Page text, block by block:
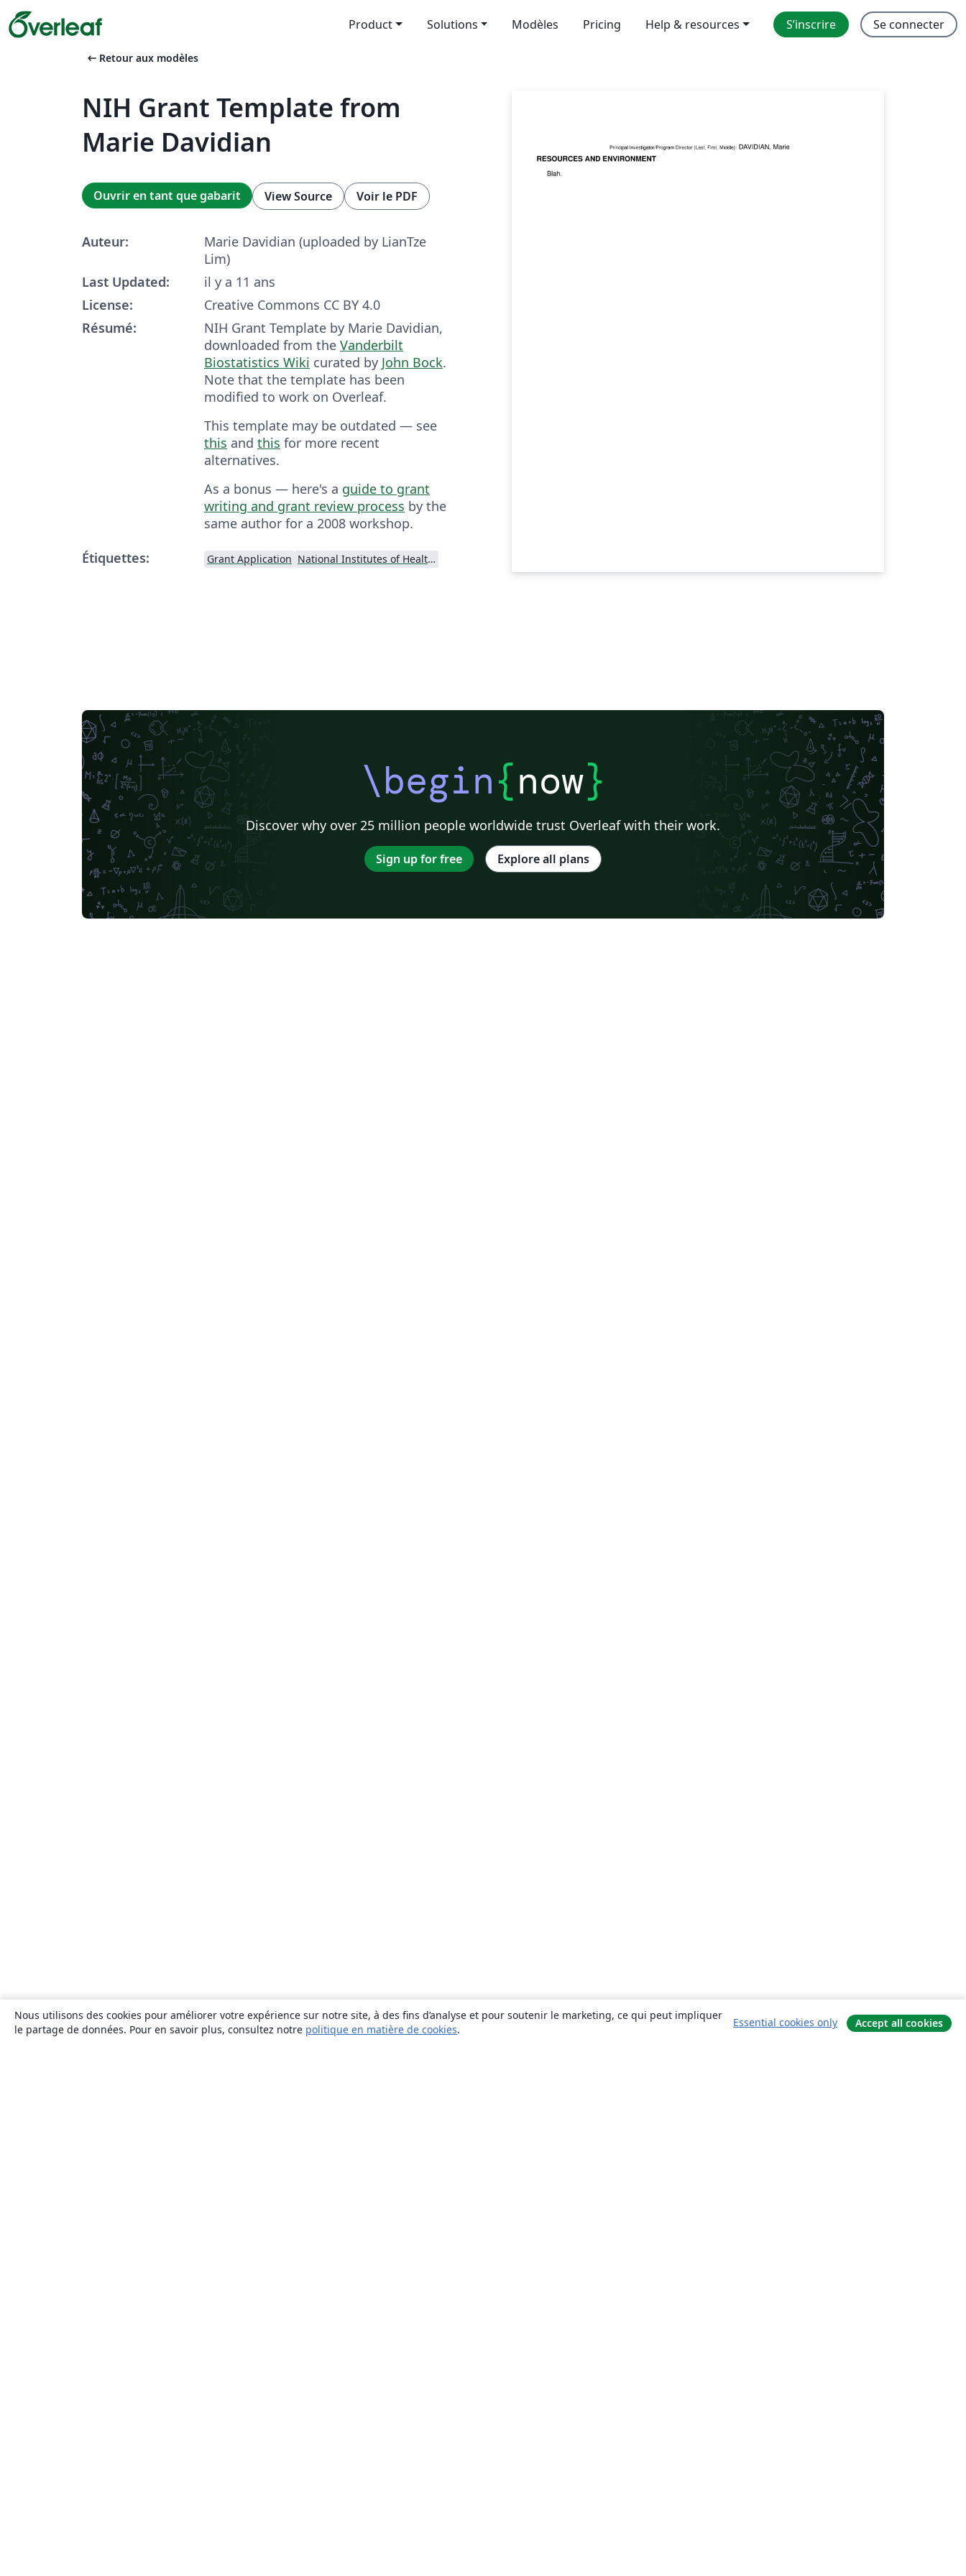
Product Solutions Modèles Pricing Help & resources S’inscrire Se connecter
arrow_left_alt Retour aux modèles
NIH Grant Template from
Marie Davidian
Ouvrir en tant que gabarit View Source Voir le PDF
Auteur:
Marie Davidian (uploaded by LianTze
Lim)
Last Updated:
il y a 11 ans
License:
Creative Commons CC BY 4.0
Résumé:
NIH Grant Template by Marie Davidian,
downloaded from the Vanderbilt
Biostatistics Wiki curated by John Bock.
Note that the template has been
modified to work on Overleaf.
This template may be outdated — see
this and this for more recent
alternatives.
As a bonus — here's a guide to grant
writing and grant review process by the
same author for a 2008 workshop.
Étiquettes:
Grant Application National Institutes of Health (NIH)
\begin{now}
Discover why over 25 million people worldwide trust Overleaf with their work.
Sign up for free Explore all plans
Nous utilisons des cookies pour améliorer votre expérience sur notre site, à des fins d’analyse et pour soutenir le marketing, ce qui peut impliquer
le partage de données. Pour en savoir plus, consultez notre politique en matière de cookies.
Essential cookies only Accept all cookies